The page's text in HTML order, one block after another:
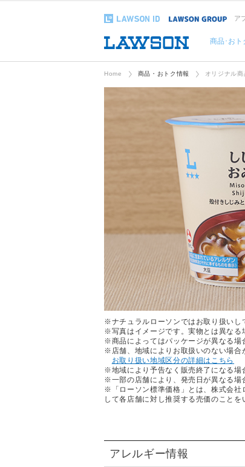
ア
商品･おト
Home 商品・おトク情報 オリジナル商
※ナチュラルローソンではお取り扱いし
※写真はイメージです。実物とは異なる
※商品によってはパッケージが異なる場
※店舗、地域によりお取扱いのない場合
お取り扱い地域区分の詳細はこちら
※地域により予告なく販売終了になる場
※一部の店舗により、発売日が異なる場
※「ローソン標準価格」とは、株式会社
して各店舗に対し推奨する売価のことを
アレルギー情報